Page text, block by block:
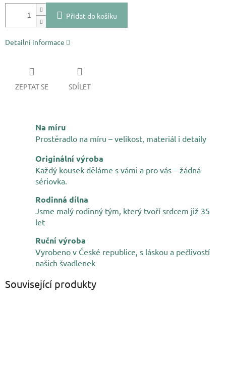
Přidat do košíku
Detailní informace
ZEPTAT SE SDÍLET
Na míru
Prostěradlo na míru – velikost, materiál i detaily
Originální výroba
Každý kousek děláme s vámi a pro vás – žádná
sériovka.
Rodinná dílna
Jsme malý rodinný tým, který tvoří srdcem již 35
let
Ruční výroba
Vyrobeno v České republice, s láskou a pečlivostí
našich švadlenek
Související produkty